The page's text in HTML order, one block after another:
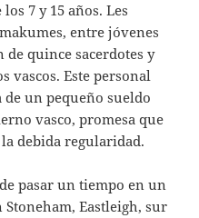
7 y 15 años. Les
entre jóvenes
de quince sacerdotes y
vascos. Este personal
un pequeño sueldo
vasco, promesa que
debida regularidad.
pasar un tiempo en un
Stoneham, Eastleigh, sur